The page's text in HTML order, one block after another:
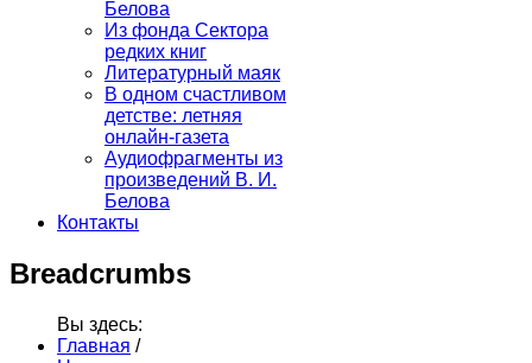
Белова
Из фонда Сектора
редких книг
Литературный маяк
В одном счастливом
детстве: летняя
онлайн-газета
Аудиофрагменты из
произведений В. И.
Белова
Контакты
Breadcrumbs
Вы здесь:
Главная /